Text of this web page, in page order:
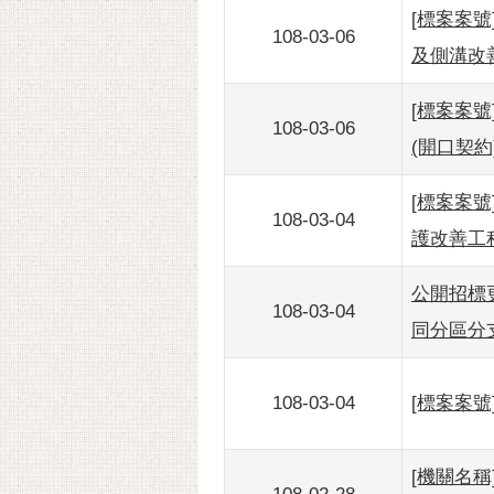
108-03-06
[標案案
及側溝改
108-03-06
[標案案
(開口契
108-03-04
[標案案
護改善工
108-03-04
公開招標
同分區分
108-03-04 [標案案
[機關名